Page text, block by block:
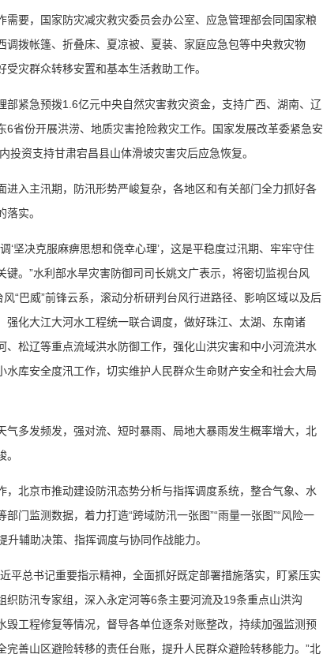
需要，国家防灾减灾救灾委员会办公室、应急管理部会同国家粮
调拨帐篷、折叠床、夏凉被、夏装、家庭应急包等中央救灾物
受灾群众转移安置和基本生活救助工作。
部紧急预拨1.6亿元中央自然灾害救灾资金，支持广西、湖南、辽
6省份开展洪涝、地质灾害抢险救灾工作。国家发展改革委紧急安
投资支持甘肃宕昌县山体滑坡灾害灾后应急恢复。
进入主汛期，防汛形势严峻复杂，各地区和有关部门全力抓好各
实。
‘坚决克服麻痹思想和侥幸心理’，这是平稳度过汛期、牢牢守住
键。”水利部水旱灾害防御司司长姚文广表示，将密切监视台风
风“巴威”前锋云系，滚动分析研判台风行进路径、影响区域以及后
强化大江大河水工程统一联合调度，做好珠江、太湖、东南诸
、松辽等重点流域洪水防御工作，强化山洪灾害和中小河流洪水
水库安全度汛工作，切实维护人民群众生命财产安全和社会大局
气多发频发，强对流、短时暴雨、局地大暴雨发生概率增大，北
，北京市推动建设防汛态势分析与指挥调度系统，整合气象、水
门监测数据，着力打造“跨域防汛一张图”“雨量一张图”“风险一
升辅助决策、指挥调度与协同作战能力。
平总书记重要指示精神，全面抓好既定部署措施落实，盯紧压实
织防汛专家组，深入永定河等6条主要河流及19条重点山洪沟
毁工程修复等情况，督导各单位逐条对账整改，持续加强监测预
完善山区避险转移的责任台账，提升人民群众避险转移能力。”北